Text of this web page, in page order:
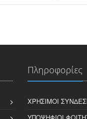
Πληροφορίες
ΧΡΉΣΙΜΟΙ